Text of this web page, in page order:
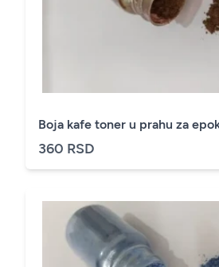
Boja kafe toner u prahu za
360 RSD